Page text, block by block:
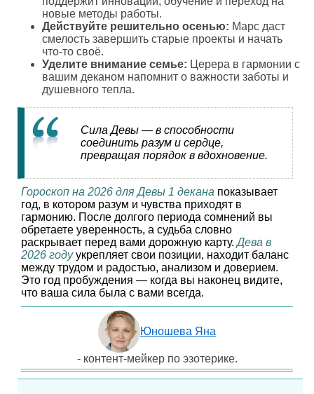
новые методы работы.
Действуйте решительно осенью: Марс даст
смелость завершить старые проекты и начать
что-то своё.
Уделите внимание семье: Церера в гармонии с
вашим деканом напомнит о важности заботы и
душевного тепла.
Сила Девы — в способности
соединить разум и сердце,
превращая порядок в вдохновение.
Гороскоп на 2026 для Девы 1 декана показывает
год, в котором разум и чувства приходят в
гармонию. После долгого периода сомнений вы
обретаете уверенность, а судьба словно
раскрывает перед вами дорожную карту.Дева в
2026 годуукрепляет свои позиции, находит баланс
между трудом и радостью, анализом и доверием.
Это год пробуждения — когда вы наконец видите,
что ваша сила была с вами всегда.
Юношева Яна
- контент-мейкер по эзотерике.